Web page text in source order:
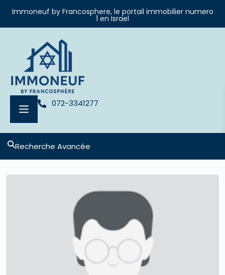
Immoneuf by Francosphere, le portail immobilier numero
1 en Israel
072-3341277
Recherche Avancée